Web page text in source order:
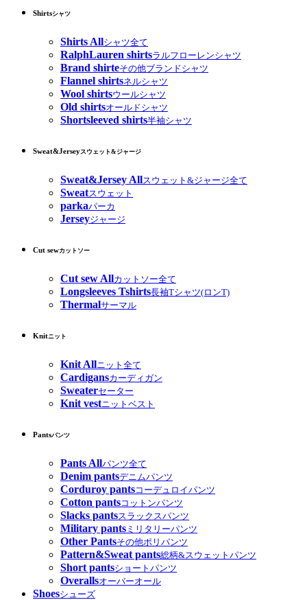
Shirtsシャツ
Shirts Allシャツ全て
RalphLauren shirtsラルフローレンシャツ
Brand shirteその他ブランドシャツ
Flannel shirtsネルシャツ
Wool shirtsウールシャツ
Old shirtsオールドシャツ
Shortsleeved shirts半袖シャツ
Sweat&Jerseyスウェット&ジャージ
Sweat&Jersey Allスウェット&ジャージ全て
Sweatスウェット
parkaパーカ
Jerseyジャージ
Cut sewカットソー
Cut sew Allカットソー全て
Longsleeves Tshirts長袖Tシャツ(ロンT)
Thermalサーマル
Knitニット
Knit Allニット全て
Cardigansカーディガン
Sweaterセーター
Knit vestニットベスト
Pantsパンツ
Pants Allパンツ全て
Denim pantsデニムパンツ
Corduroy pantsコーデュロイパンツ
Cotton pantsコットンパンツ
Slacks pantsスラックスパンツ
Military pants ミリタリーパンツ
Other Pantsその他ポリパンツ
Pattern&Sweat pants総柄&スウェットパンツ
Short pantsショートパンツ
Overallsオーバーオール
Shoesシューズ